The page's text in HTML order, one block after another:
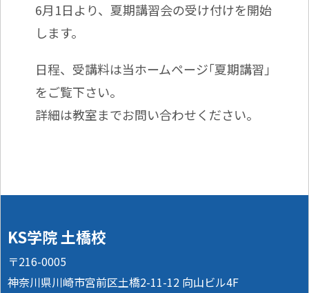
6月1日より、夏期講習会の受け付けを開始
します。
日程、受講料は当ホームページ｢夏期講習｣
をご覧下さい。
詳細は教室までお問い合わせください。
KS学院 土橋校
〒216-0005
神奈川県川崎市宮前区土橋2-11-12 向山ビル4F